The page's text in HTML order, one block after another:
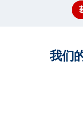
我们